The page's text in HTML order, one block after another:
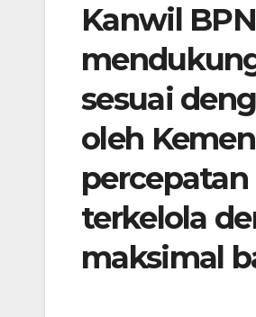
​Kanwil
sesuai
oleh
terkelola
maksimal